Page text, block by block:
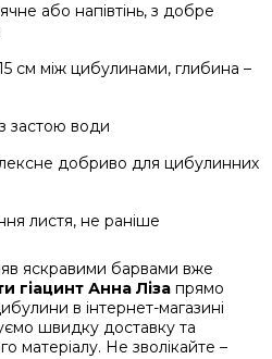
або напівтінь, з добре
см між цибулинами, глибина –
застою води
добриво для цибулинних
листя, не раніше
яскравими барвами вже
гіацинт Анна Ліза прямо
в інтернет-магазині
швидку доставку та
матеріалу. Не зволікайте –